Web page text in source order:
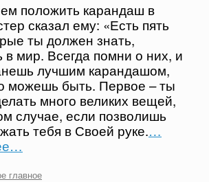
положить карандаш в
сказал ему: «Есть пять
ты должен знать,
в мир. Всегда помни о них, и
лучшим карандашом,
можешь быть. Первое – ты
много великих вещей,
случае, если позволишь
тебя в Своей руке.…
главное